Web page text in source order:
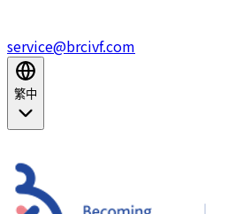
service@brcivf.com
繁中